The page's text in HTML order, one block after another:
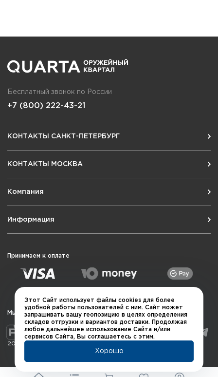
Бесплатный звонок по России
+7 (800) 222-43-21
КОНТАКТЫ САНКТ-ПЕТЕРБУРГ
КОНТАКТЫ МОСКВА
Компания
Информация
Принимаем к оплате
Мы в социальных сетях
2026 © QUARTA "Оружейный квартал"
Этот Сайт использует файлы cookies для более
удобной работы пользователей с ним. Сайт может
запрашивать вашу геопозицию в целях определения
складов отгрузки и вариантов доставки. Продолжая
любое дальнейшее использование Сайта и/или
сервисов Сайта, Вы соглашаетесь с этим.
Хорошо